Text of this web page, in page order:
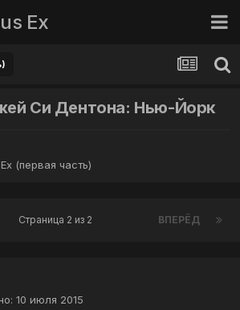
Ex
Си Дентона: Нью-Йорк
(первая часть)
ВПЕРЁД
Страница 2 из 2
10 июля 2015